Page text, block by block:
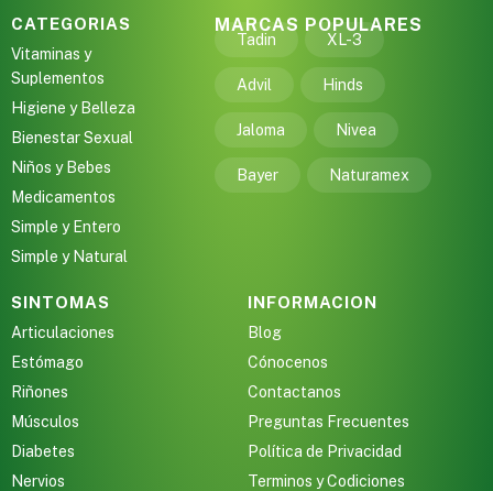
CATEGORIAS
Vitaminas y
Suplementos
Higiene y Belleza
Bienestar Sexual
Niños y Bebes
Medicamentos
Simple y Entero
Simple y Natural
MARCAS POPULARES
Tadin XL-3
Advil Hinds
Jaloma Nivea
Bayer Naturamex
SINTOMAS
Articulaciones
Estómago
Riñones
Músculos
Diabetes
Nervios
INFORMACION
Blog
Cónocenos
Contactanos
Preguntas Frecuentes
Política de Privacidad
Terminos y Codiciones